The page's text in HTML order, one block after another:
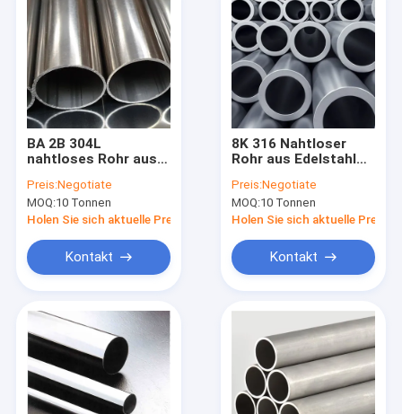
Produkte
Videos
BA 2B 304L
nahtloses Rohr aus
Preis:Negotiate
MOQ:10 Tonnen
Holen Sie sich aktuelle Preis
Kontakt
8K 316 Nahtloser
Rohr aus Edelstahl
Preis:Negotiate
MOQ:10 Tonnen
Holen Sie sich aktuelle Preis
Kontakt